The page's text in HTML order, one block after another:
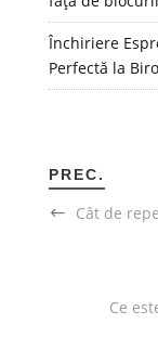
Închiriere
Perfectă la
PREC.
Cât de
Ce